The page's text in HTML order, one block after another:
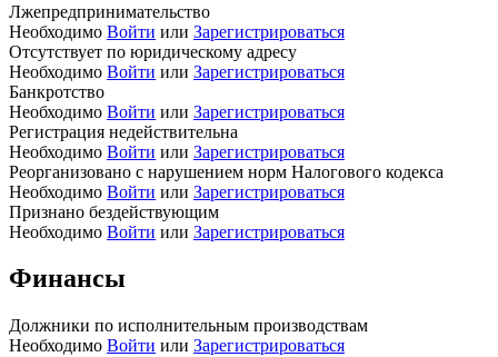
Лжепредпринимательство
Необходимо Войти или Зарегистрироваться
Отсутствует по юридическому адресу
Необходимо Войти или Зарегистрироваться
Банкротство
Необходимо Войти или Зарегистрироваться
Регистрация недействительна
Необходимо Войти или Зарегистрироваться
Реорганизовано с нарушением норм Налогового кодекса
Необходимо Войти или Зарегистрироваться
Признано бездействующим
Необходимо Войти или Зарегистрироваться
Финансы
Должники по исполнительным производствам
Необходимо Войти или Зарегистрироваться